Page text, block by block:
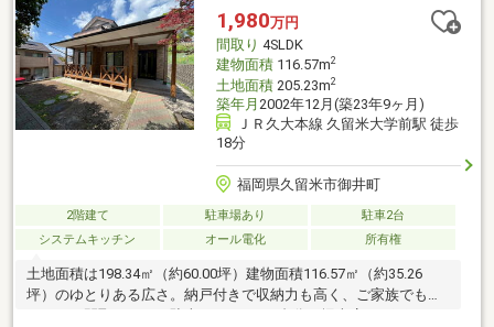
学校まで自転車で約10分/約2000ｍ※ガス会社については弊社指定
のガス会社様との契約、及び買主に負担によるガス給湯器の設置
が必要になります。
1,980万円
間取り 4SLDK
建物面積116.57m2
土地面積205.23m2
築年月 2002年12月(築23年9ヶ月)
ＪＲ久大本線 久留米大学前駅 徒歩
18分
福岡県久留米市御井町
2階建て 駐車場あり
駐車2台
システムキッチン
オール電化 所有権
土地面積は198.34㎡（約60.00坪）建物面積116.57㎡（約35.26
坪）のゆとりある広さ。納戸付きで収納力も高く、ご家族でも使